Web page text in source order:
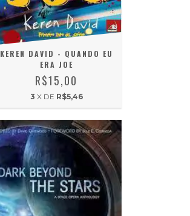
KEREN DAVID - QUANDO EU
ERA JOE
R$15,00
3 X DE R$5,46